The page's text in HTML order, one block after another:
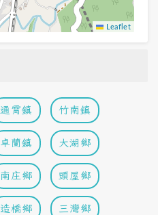
Leaflet
通霄鎮 竹南鎮
卓蘭鎮 大湖鄉
南庄鄉 頭屋鄉
造橋鄉 三灣鄉